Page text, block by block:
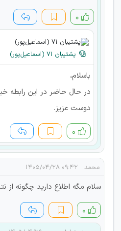
۰
پشتیبان 71 (اسماعیل‌پور)
باسلام،
در حال حاضر در این رابطه
دوست عزیز.
۰
محمد ۰۹:۴۲ ۱۴۰۵/۰۴/۲۸
سلام مگه اطلاع دارید چگونه از
۰